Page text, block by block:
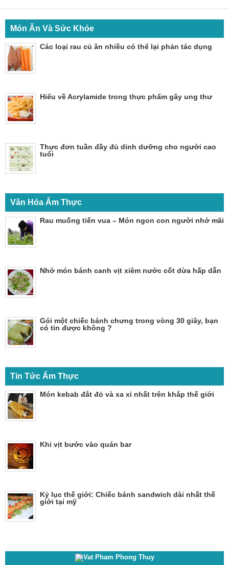
Món Ăn Và Sức Khỏe
Các loại rau củ ăn nhiều có thể lại phản tác dụng
Hiểu về Acrylamide trong thực phẩm gây ung thư
Thực đơn tuần đầy đủ dinh dưỡng cho người cao
tuổi
Văn Hóa Ẩm Thực
Rau muống tiến vua – Món ngon con người nhớ mãi
Nhớ món bánh canh vịt xiêm nước cốt dừa hấp dẫn
Gói một chiếc bánh chưng trong vòng 30 giây, bạn
có tin được không ?
Tin Tức Ẩm Thực
Món kebab đắt đỏ và xa xỉ nhất trên khắp thế giới
Khi vịt bước vào quán bar
Kỷ lục thế giới: Chiếc bánh sandwich dài nhất thế
giới tại mỹ